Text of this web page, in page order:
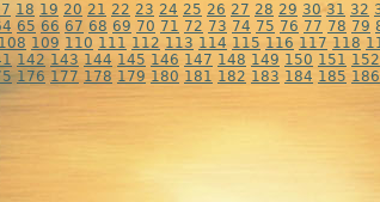
18 19 20 21 22 23 24 25 26 27 28 29 30 31 32
65 66 67 68 69 70 71 72 73 74 75 76 77 78 79
108 109 110 111 112 113 114 115 116 117 118
142 143 144 145 146 147 148 149 150 151 152
176 177 178 179 180 181 182 183 184 185 186